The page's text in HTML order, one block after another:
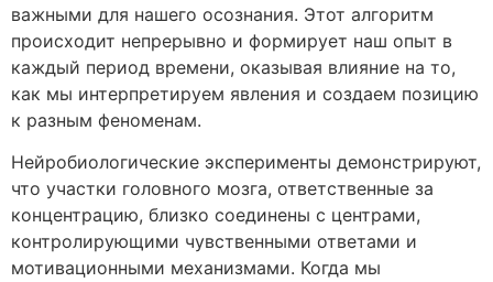
важными для нашего осознания. Этот алгоритм
происходит непрерывно и формирует наш опыт в
каждый период времени, оказывая влияние на то,
как мы интерпретируем явления и создаем позицию
к разным феноменам.
Нейробиологические эксперименты демонстрируют,
что участки головного мозга, ответственные за
концентрацию, близко соединены с центрами,
контролирующими чувственными ответами и
мотивационными механизмами. Когда мы